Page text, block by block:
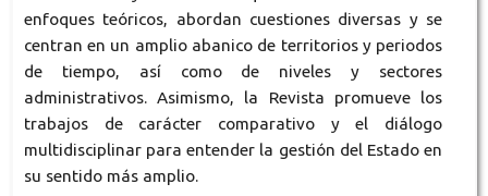
enfoques teóricos, abordan cuestiones diversas y se
centran en un amplio abanico de territorios y periodos
de tiempo, así como de niveles y sectores
administrativos. Asimismo, la Revista promueve los
trabajos de carácter comparativo y el diálogo
multidisciplinar para entender la gestión del Estado en
su sentido más amplio.